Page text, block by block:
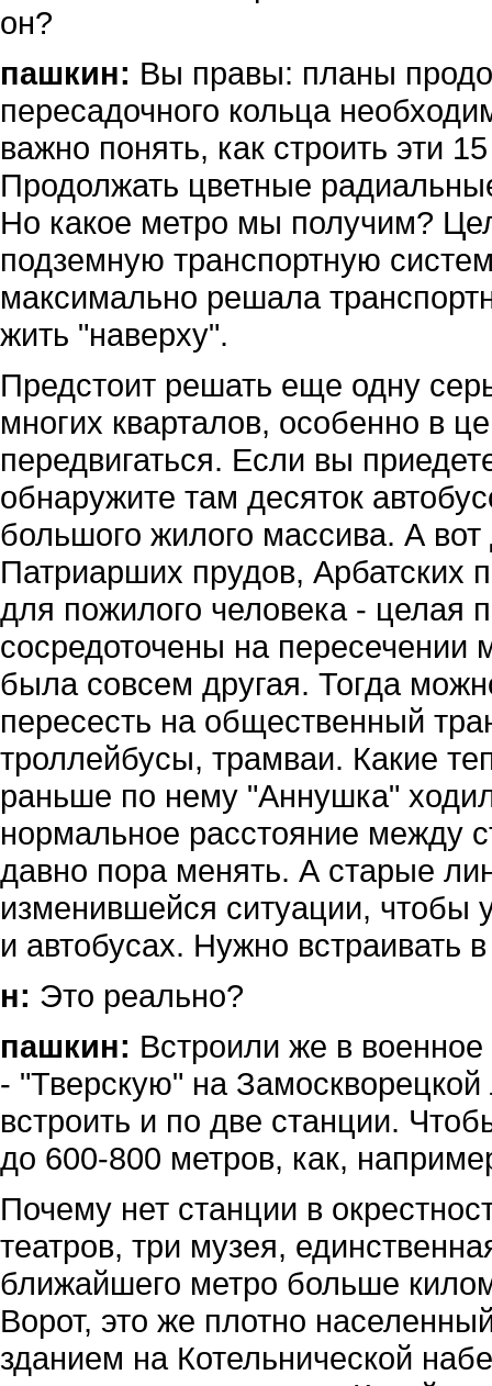
он?
пашкин: Вы правы: планы
пересадочного кольца
важно понять, как строить эти
Продолжать цветные
Но какое метро мы получим?
подземную транспортную
максимально решала
жить "наверху".
Предстоит решать еще одну
многих кварталов, особенно в
передвигаться. Если вы
обнаружите там десяток
большого жилого массива. А
Патриарших прудов, Арбатских
для пожилого человека - целая
сосредоточены на пересечении
была совсем другая. Тогда
пересесть на общественный
троллейбусы, трамваи. Какие
раньше по нему "Аннушка"
нормальное расстояние между
давно пора менять. А старые
изменившейся ситуации,
и автобусах. Нужно встраивать
н: Это реально?
пашкин: Встроили же в
- "Тверскую" на
встроить и по две станции.
до 600-800 метров, как,
Почему нет станции в
театров, три музея,
ближайшего метро больше
Ворот, это же плотно
зданием на Котельнической